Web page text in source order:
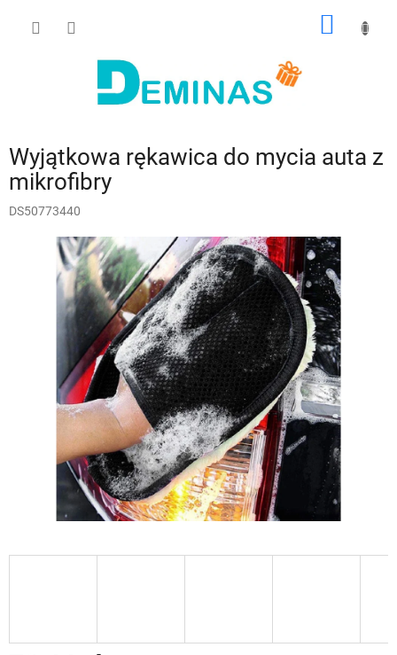
Wyjątkowa rękawica do mycia auta z
mikrofibry
DS50773440